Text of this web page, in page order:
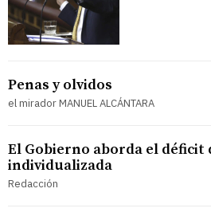
Penas y olvidos
el mirador MANUEL ALCÁNTARA
El Gobierno aborda el déficit
individualizada
Redacción